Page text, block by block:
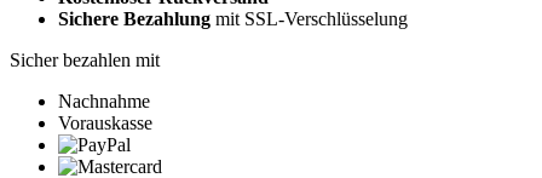
Sichere Bezahlung mit SSL-Verschlüsselung
Sicher bezahlen mit
Nachnahme
Vorauskasse